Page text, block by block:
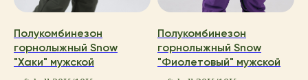
Полукомбинезон
горнолыжный Snow
"Хаки" мужской
Полукомбинезон
горнолыжный Snow
"Фиолетовый" мужской